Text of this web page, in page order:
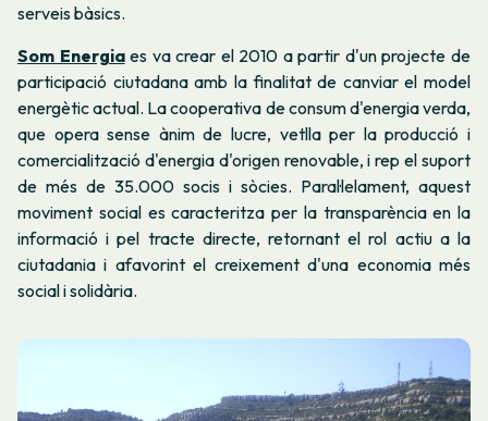
serveis bàsics.
Som Energiaes va crear el 2010 a partir d'un projecte de
participació ciutadana amb la finalitat de canviar el model
energètic actual. La cooperativa de consum d'energia verda,
que opera sense ànim de lucre, vetlla per la producció i
comercialització d'energia d'origen renovable, i rep el suport
de més de 35.000 socis i sòcies. Paral·lelament, aquest
moviment social es caracteritza per la transparència en la
informació i pel tracte directe, retornant el rol actiu a la
ciutadania i afavorint el creixement d'una economia més
social i solidària.